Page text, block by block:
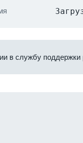
в службу поддержки